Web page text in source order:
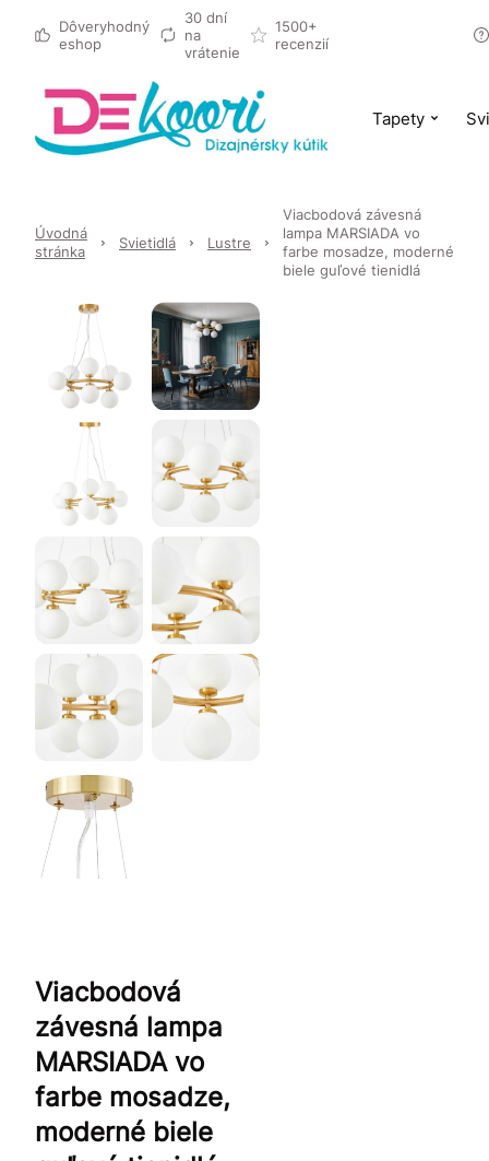
Dôveryhodný
eshop
30 dní
na
vrátenie
1500+
recenzií
Tapety
Úvodná
stránka
Svietidlá Lustre
Viacbodová závesná
lampa MARSIADA vo
farbe mosadze, moderné
biele guľové tienidlá
Viacbodová
závesná lampa
MARSIADA vo
farbe mosadze,
moderné biele